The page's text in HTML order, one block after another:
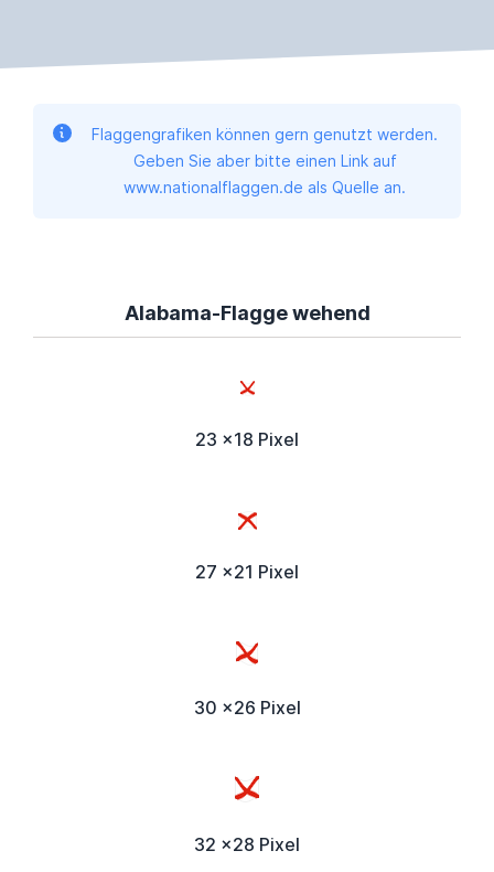
Flaggengrafiken können gern genutzt werden.
Geben Sie aber bitte einen Link auf
www.nationalflaggen.de als Quelle an.
Alabama-Flagge wehend
23 x18 Pixel
27 x21 Pixel
30 x26 Pixel
32 x28 Pixel